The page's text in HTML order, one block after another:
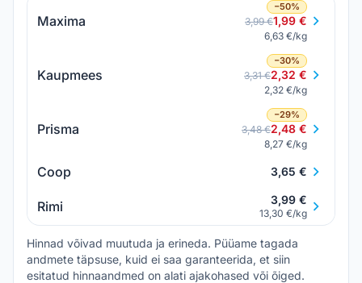
Maxima
−50%
3,99 €1,99 €
6,63 €/kg
Kaupmees
−30%
3,31 €2,32 €
2,32 €/kg
Prisma
−29%
3,48 €2,48 €
8,27 €/kg
Coop 3,65 €
Rimi 3,99 €
13,30 €/kg
Hinnad võivad muutuda ja erineda. Püüame tagada
andmete täpsuse, kuid ei saa garanteerida, et siin
esitatud hinnaandmed on alati ajakohased või õiged.